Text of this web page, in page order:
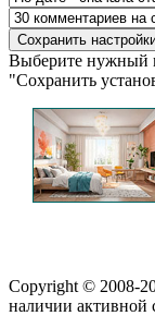
Выберите нужный
"Сохранить
Copyright © 2008-
наличии активной